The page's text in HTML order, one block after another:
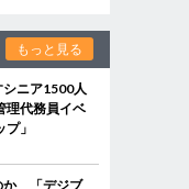
もっと見る
シニア1500人
代務員イベ
」
か 「デジブ